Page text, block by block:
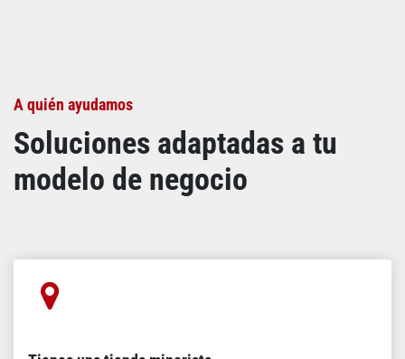
A quién ayudamos
Soluciones adaptadas a tu
modelo de negocio